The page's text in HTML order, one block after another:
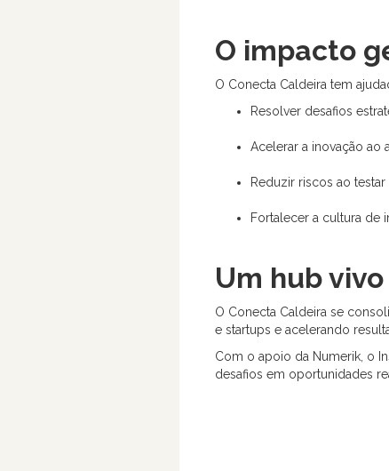
O impacto
O Conecta Caldeira tem
Resolver desafios
Acelerar a inovação ao
Reduzir riscos ao
Fortalecer a cultura de
Um hub
O Conecta Caldeira se
e startups e acelerando
Com o apoio da Numerik, o
desafios em oportunidades